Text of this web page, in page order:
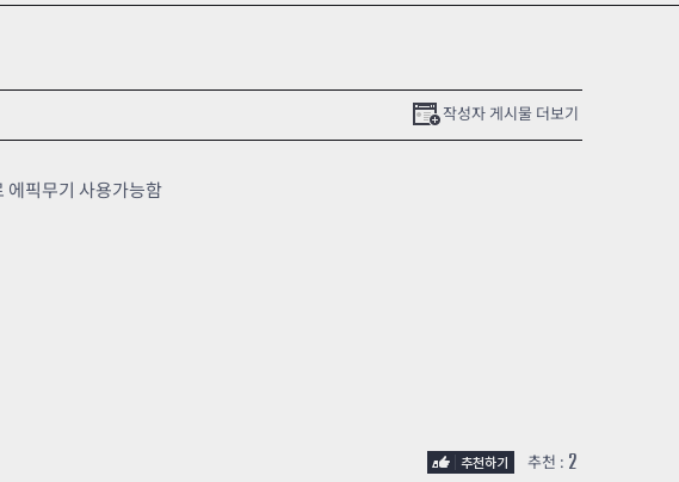
불법 프로그램 신고
작성자 게시물 더보기
픽무기 사용가능함
추천 : 2